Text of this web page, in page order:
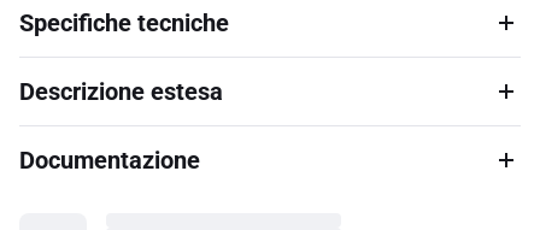
Specifiche tecniche
Descrizione estesa
Documentazione